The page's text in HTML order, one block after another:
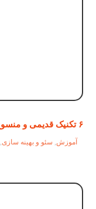
۶ تکنیک قدیمی و منسوخ شده seo
آموزش, سئو و بهینه سازی,